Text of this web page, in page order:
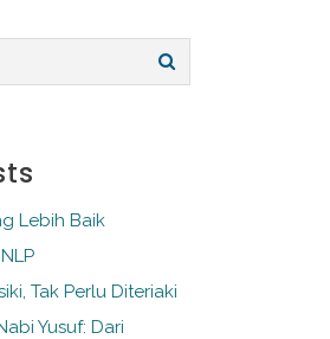
Lebih Baik
Tak Perlu Diteriaki
Yusuf: Dari